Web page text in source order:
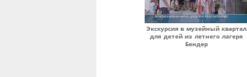
Экскурсия в музейный квартал
для детей из летнего лагеря
Бендер